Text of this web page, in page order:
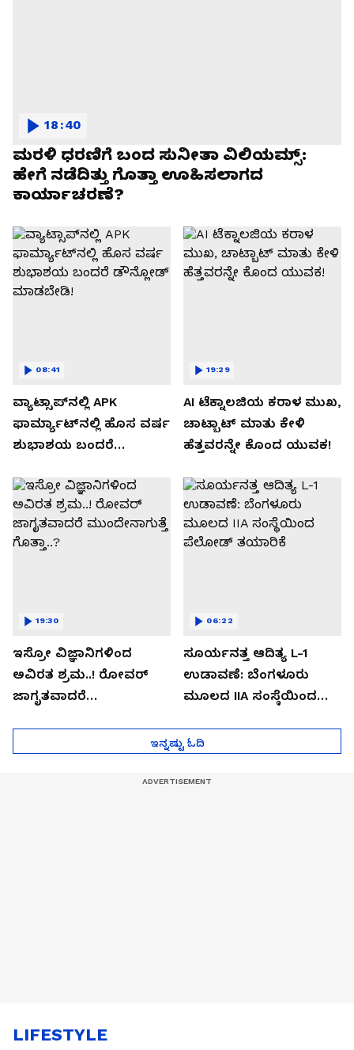
ಮರಳಿ ಧರಣಿಗೆ ಬಂದ ಸುನೀತಾ ವಿಲಿಯಮ್ಸ್:
ಹೇಗೆ ನಡೆದಿತ್ತು ಗೊತ್ತಾ ಊಹಿಸಲಾಗದ
ಕಾರ್ಯಾಚರಣೆ?
18:40
ವ್ಯಾಟ್ಸಾಪ್‌ನಲ್ಲಿ APK
ಫಾರ್ಮ್ಯಾಟ್‌ನಲ್ಲಿ ಹೊಸ ವರ್ಷ
ಶುಭಾಶಯ ಬಂದರೆ
08:41
AI ಟೆಕ್ನಾಲಜಿಯ ಕರಾಳ ಮುಖ,
ಚಾಟ್ಬಾಟ್ ಮಾತು ಕೇಳಿ
ಹೆತ್ತವರನ್ನೇ ಕೊಂದ ಯುವಕ!
19:29
ಇಸ್ರೋ ವಿಜ್ಞಾನಿಗಳಿಂದ
ಅವಿರತ ಶ್ರಮ..! ರೋವರ್
ಜಾಗೃತವಾದರೆ
19:30
ಸೂರ್ಯನತ್ತ ಆದಿತ್ಯ L-1
ಉಡಾವಣೆ: ಬೆಂಗಳೂರು
ಮೂಲದ IIA ಸಂಸ್ಥೆಯಿಂದ
06:22
ಇನ್ನಷ್ಟು ಓದಿ
LIFESTYLE